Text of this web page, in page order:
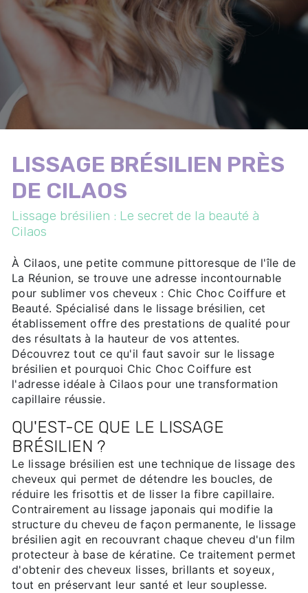
LISSAGE BRÉSILIEN PRÈS
DE CILAOS
Lissage brésilien : Le secret de la beauté à
Cilaos
À Cilaos, une petite commune pittoresque de l'île de
La Réunion, se trouve une adresse incontournable
pour sublimer vos cheveux : Chic Choc Coiffure et
Beauté. Spécialisé dans le lissage brésilien, cet
établissement offre des prestations de qualité pour
des résultats à la hauteur de vos attentes.
Découvrez tout ce qu'il faut savoir sur le lissage
brésilien et pourquoi Chic Choc Coiffure est
l'adresse idéale à Cilaos pour une transformation
capillaire réussie.
QU'EST-CE QUE LE LISSAGE
BRÉSILIEN ?
Le lissage brésilien est une technique de lissage des
cheveux qui permet de détendre les boucles, de
réduire les frisottis et de lisser la fibre capillaire.
Contrairement au lissage japonais qui modifie la
structure du cheveu de façon permanente, le lissage
brésilien agit en recouvrant chaque cheveu d'un film
protecteur à base de kératine. Ce traitement permet
d'obtenir des cheveux lisses, brillants et soyeux,
tout en préservant leur santé et leur souplesse.